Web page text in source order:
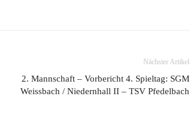
Nächster Artikel
2. Mannschaft – Vorbericht 4. Spieltag: SGM
Weissbach / Niedernhall II – TSV Pfedelbach